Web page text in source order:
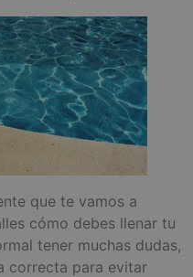
que te vamos a
cómo debes llenar tu
tener muchas dudas,
correcta para evitar